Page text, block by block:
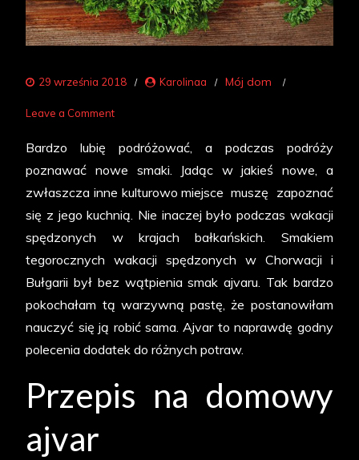
29 września 2018 Karolinaa Mój dom
Leave a Commenton
ajvvar
–
wspomnienie
bałkańskich
wakacji
Bardzo lubię podróżować, a podczas podróży
poznawać nowe smaki. Jadąc w jakieś nowe, a
zwłaszcza inne kulturowo miejsce muszę zapoznać
się z jego kuchnią. Nie inaczej było podczas wakacji
spędzonych w krajach bałkańskich. Smakiem
tegorocznych wakacji spędzonych w Chorwacji i
Bułgarii był bez wątpienia smak ajvaru. Tak bardzo
pokochałam tą warzywną pastę, że postanowiłam
nauczyć się ją robić sama. Ajvar to naprawdę godny
polecenia dodatek do różnych potraw.
Przepis na domowy
ajvar